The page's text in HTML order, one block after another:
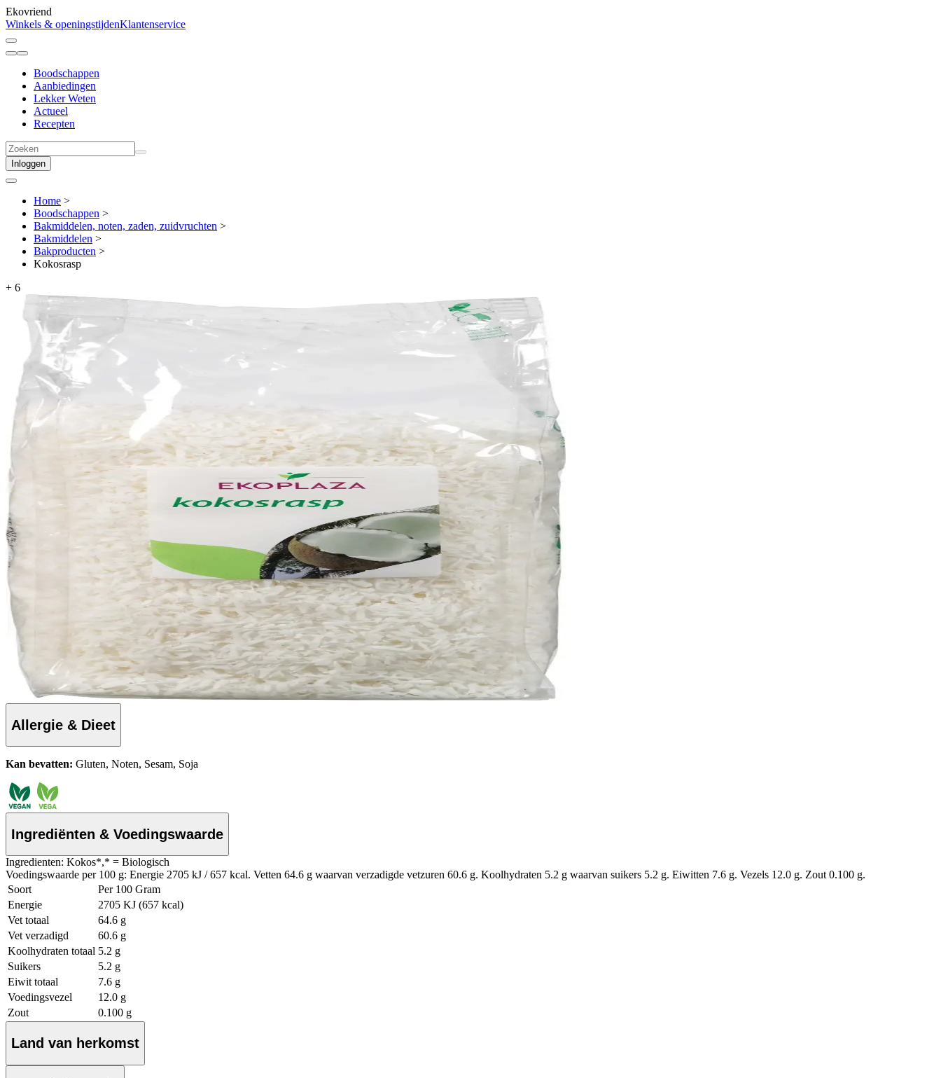
Ekovriend
Winkels & openingstijdenKlantenservice
Boodschappen
Aanbiedingen
Lekker Weten
Actueel
Recepten
Inloggen
Home >
Boodschappen >
Bakmiddelen, noten, zaden, zuidvruchten >
Bakmiddelen >
Bakproducten >
Kokosrasp
+ 6
Allergie & Dieet
Kan bevatten: Gluten, Noten, Sesam, Soja
Ingrediënten & Voedingswaarde
Ingredienten: Kokos*,* = Biologisch
Voedingswaarde per 100 g: Energie 2705 kJ / 657 kcal. Vetten 64.6 g waarvan verzadigde vetzuren 60.6 g. Koolhydraten 5.2 g waarvan suikers 5.2 g. Eiwitten 7.6 g. Vezels 12.0 g. Zout 0.100 g.
Soort
Per 100 Gram
Energie
2705 KJ (657 kcal)
Vet totaal
64.6 g
Vet verzadigd
60.6 g
Koolhydraten totaal 5.2 g
Suikers
5.2 g
Eiwit totaal
7.6 g
Voedingsvezel
12.0 g
Zout
0.100 g
Land van herkomst